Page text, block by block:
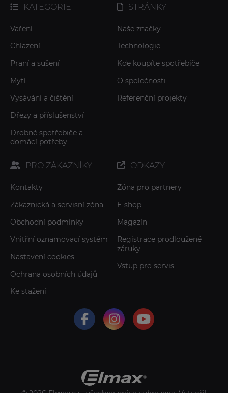
KATEGORIE
Vaření
Chlazení
Praní a sušení
Mytí
Vysávání a čištění
Dřezy a příslušenství
Drobné spotřebiče a
domácí potřeby
STRÁNKY
Naše značky
Technologie
Kde koupíte spotřebiče
O společnosti
Referenční projekty
PRO ZÁKAZNÍKY
Kontakty
Zákaznická a servisní zóna
Obchodní podmínky
Vnitřní oznamovací systém
Nastavení cookies
Ochrana osobních údajů
Ke stažení
ODKAZY
Zóna pro partnery
E-shop
Magazín
Registrace prodloužené
záruky
Vstup pro servis